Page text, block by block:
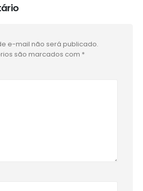
e-mail não será publicado.
são marcados com *